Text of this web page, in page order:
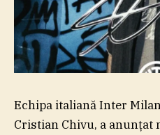
Echipa italiană Inter
Cristian Chivu, a